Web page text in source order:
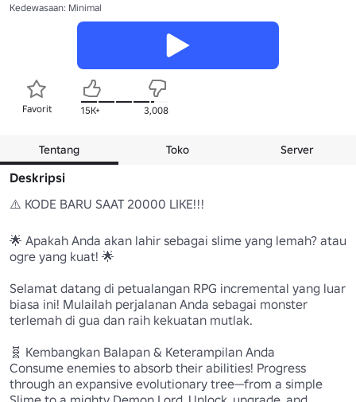
Kedewasaan: Minimal
Favorit 15K+ 3,008
Tentang Toko Server
Deskripsi
⚠️ KODE BARU SAAT 20000 LIKE!!!
🌟 Apakah Anda akan lahir sebagai slime yang lemah? atau
ogre yang kuat! 🌟
Selamat datang di petualangan RPG incremental yang luar
biasa ini! Mulailah perjalanan Anda sebagai monster
terlemah di gua dan raih kekuatan mutlak.
🧬 Kembangkan Balapan & Keterampilan Anda
Consume enemies to absorb their abilities! Progress
through an expansive evolutionary tree—from a simple